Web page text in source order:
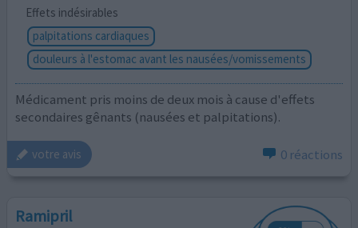
Effets indésirables
palpitations cardiaques
douleurs à l'estomac avant les nausées/vomissements
Médicament pris moins de deux mois à cause d'effets
secondaires gênants (nausées et palpitations).
votre avis 0 réactions
Ramipril